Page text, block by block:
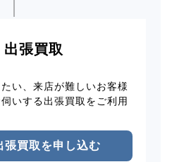
出張買取
い、来店が難しいお客様
いする出張買取をご利用
張買取を申し込む